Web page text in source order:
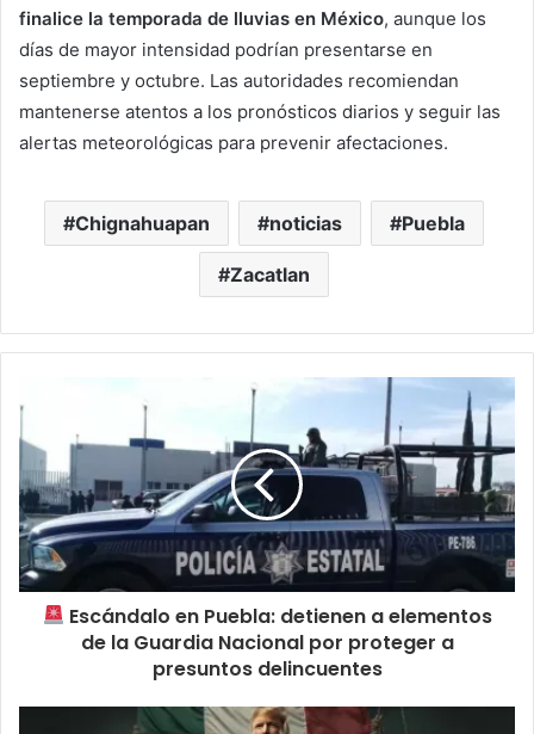
finalice la temporada de lluvias en México, aunque los
días de mayor intensidad podrían presentarse en
septiembre y octubre. Las autoridades recomiendan
mantenerse atentos a los pronósticos diarios y seguir las
alertas meteorológicas para prevenir afectaciones.
Chignahuapan noticias Puebla
Zacatlan
Escándalo en Puebla: detienen a elementos
de la Guardia Nacional por proteger a
presuntos delincuentes